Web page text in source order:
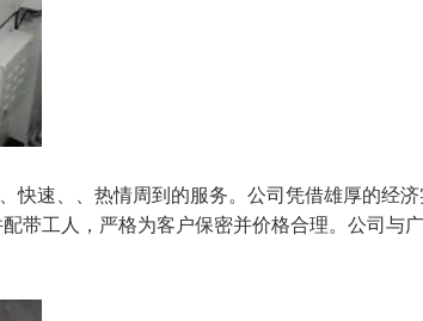
速、、热情周到的服务。公司凭借雄厚的经
带工人，严格为客户保密并价格合理。公司与